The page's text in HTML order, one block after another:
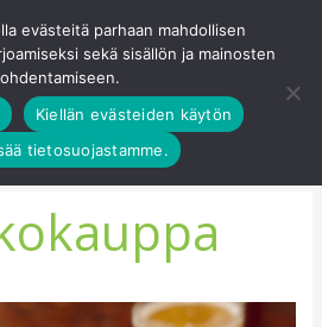
0
evästeitä parhaan mahdollisen
sekä sisällön ja mainosten
Kiellän evästeiden käytön
tietosuojastamme.